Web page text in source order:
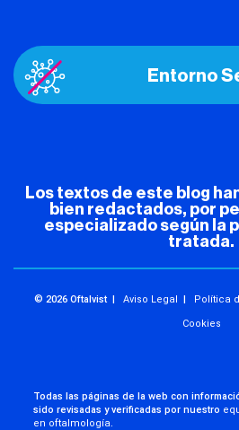
Entorno
Los textos de este blog
bien redactados, por
especializado según la
tratada.
© 2026 Oftalvist | Aviso Legal | Política
Cookies
Todas las páginas de la web con
sido revisadas y verificadas por nuestro
en oftalmología.